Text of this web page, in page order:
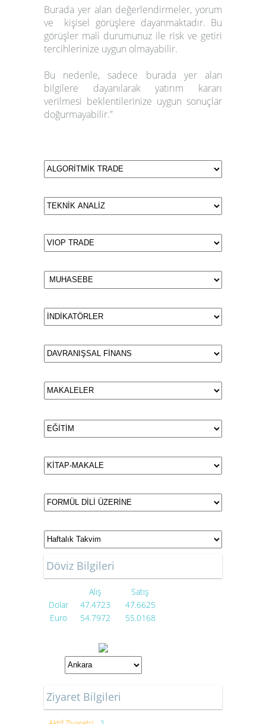
Burada yer alan değerlendirmeler, yorum
ve kişisel görüşlere dayanmaktadır. Bu
görüşler mali durumunuz ile risk ve getiri
tercihlerinize uygun olmayabilir.
Bu nedenle, sadece burada yer alan
bilgilere dayanılarak yatırım kararı
verilmesi beklentilerinize uygun sonuçlar
doğurmayabilir.”
Döviz Bilgileri
Alış
Satış
Dolar
47.4723
47.6625
Euro
54.7972 55.0168
Ziyaret Bilgileri